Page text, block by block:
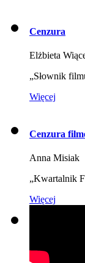
Cenzura
Elżbieta
„Słownik
Więcej
Cenzura
Anna Misiak
„Kwartalnik
Więcej